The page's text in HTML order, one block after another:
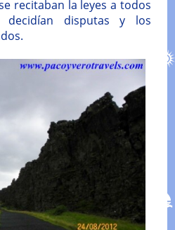
recitaban la leyes a todos
decidían disputas y los